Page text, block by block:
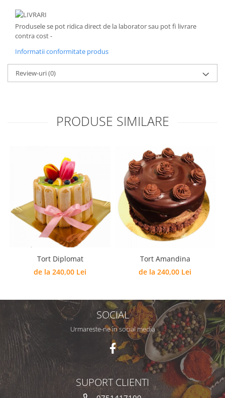
LIVRARI
Produsele se pot ridica direct de la laborator sau pot fi livrare
contra cost -
Informatii conformitate produs
Review-uri(0)
PRODUSE SIMILARE
Tort Diplomat
de la 240,00 Lei
Tort Amandina
de la 240,00 Lei
SOCIAL
Urmareste-ne in social media
SUPORT CLIENTI